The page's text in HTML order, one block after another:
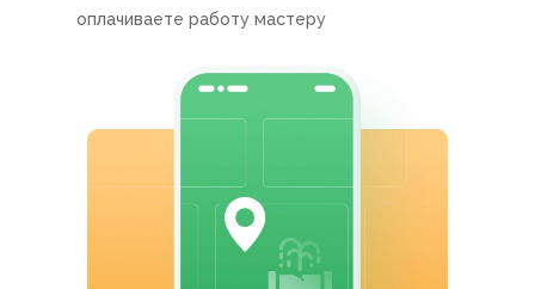
оплачиваете работу мастеру